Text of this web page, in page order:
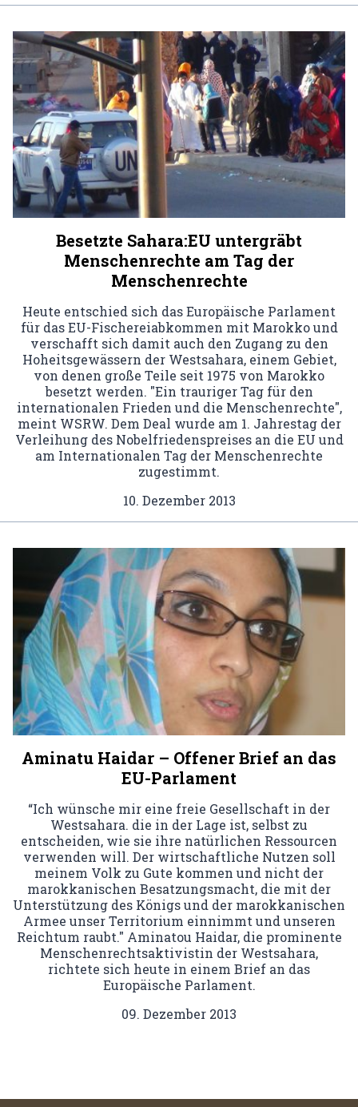
Besetzte Sahara:EU untergräbt
Menschenrechte am Tag der
Menschenrechte
Heute entschied sich das Europäische Parlament
für das EU-Fischereiabkommen mit Marokko und
verschafft sich damit auch den Zugang zu den
Hoheitsgewässern der Westsahara, einem Gebiet,
von denen große Teile seit 1975 von Marokko
besetzt werden. "Ein trauriger Tag für den
internationalen Frieden und die Menschenrechte",
meint WSRW. Dem Deal wurde am 1. Jahrestag der
Verleihung des Nobelfriedenspreises an die EU und
am Internationalen Tag der Menschenrechte
zugestimmt.
10. Dezember 2013
Aminatu Haidar – Offener Brief an das
EU-Parlament
“Ich wünsche mir eine freie Gesellschaft in der
Westsahara. die in der Lage ist, selbst zu
entscheiden, wie sie ihre natürlichen Ressourcen
verwenden will. Der wirtschaftliche Nutzen soll
meinem Volk zu Gute kommen und nicht der
marokkanischen Besatzungsmacht, die mit der
Unterstützung des Königs und der marokkanischen
Armee unser Territorium einnimmt und unseren
Reichtum raubt." Aminatou Haidar, die prominente
Menschenrechtsaktivistin der Westsahara,
richtete sich heute in einem Brief an das
Europäische Parlament.
09. Dezember 2013